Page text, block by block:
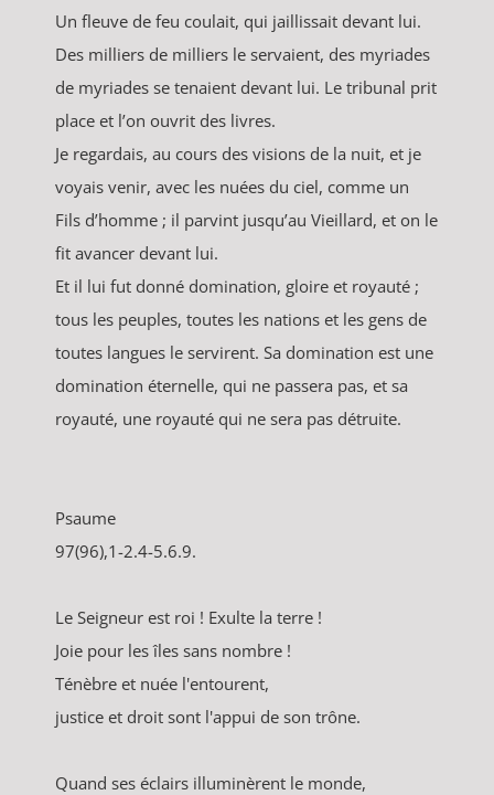
Un fleuve de feu coulait, qui jaillissait devant lui.
Des milliers de milliers le servaient, des myriades
de myriades se tenaient devant lui. Le tribunal prit
place et l’on ouvrit des livres.
Je regardais, au cours des visions de la nuit, et je
voyais venir, avec les nuées du ciel, comme un
Fils d’homme ; il parvint jusqu’au Vieillard, et on le
fit avancer devant lui.
Et il lui fut donné domination, gloire et royauté ;
tous les peuples, toutes les nations et les gens de
toutes langues le servirent. Sa domination est une
domination éternelle, qui ne passera pas, et sa
royauté, une royauté qui ne sera pas détruite.
Psaume
97(96),1-2.4-5.6.9.
Le Seigneur est roi ! Exulte la terre !
Joie pour les îles sans nombre !
Ténèbre et nuée l'entourent,
justice et droit sont l'appui de son trône.
Quand ses éclairs illuminèrent le monde,